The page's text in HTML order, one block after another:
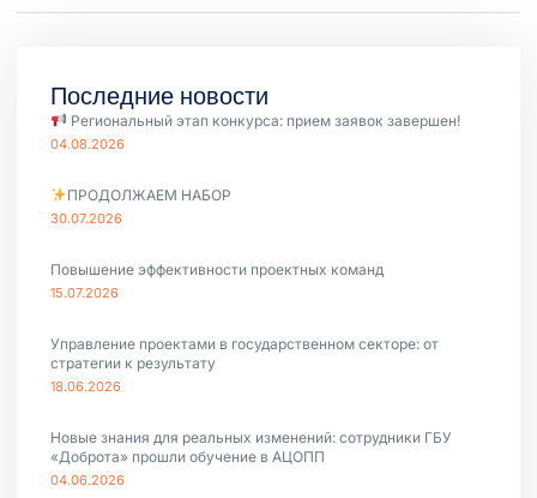
Последние новости
Региональный этап конкурса: прием заявок завершен!
04.08.2026
ПРОДОЛЖАЕМ НАБОР
30.07.2026
Повышение эффективности проектных команд
15.07.2026
Управление проектами в государственном секторе: от
стратегии к результату
18.06.2026
Новые знания для реальных изменений: сотрудники ГБУ
«Доброта» прошли обучение в АЦОПП
04.06.2026